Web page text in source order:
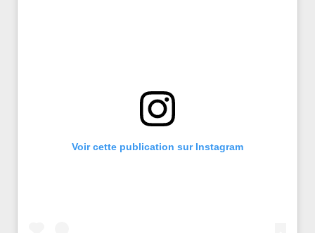
Voir cette publication sur Instagram